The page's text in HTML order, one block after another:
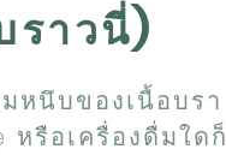
าวนี่)
หนึบของเนื้อบรา
รือเครื่องดื่มใดก็